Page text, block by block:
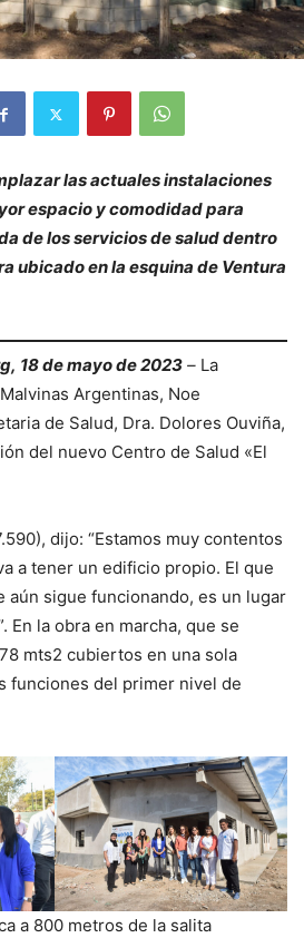
las actuales instalaciones
espacio y comodidad para
de los servicios de salud dentro
ubicado en la esquina de Ventura
18 de mayo de 2023 – La
Argentinas, Noe
de Salud, Dra. Dolores Ouviña,
del nuevo Centro de Salud «El
dijo: “Estamos muy contentos
a tener un edificio propio. El que
aún sigue funcionando, es un lugar
En la obra en marcha, que se
mts2 cubiertos en una sola
funciones del primer nivel de
a 800 metros de la salita